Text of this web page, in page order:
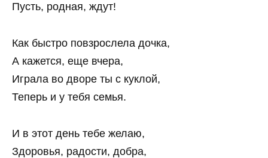
Пусть, родная, ждут!
Как быстро повзрослела дочка,
А кажется, еще вчера,
Играла во дворе ты с куклой,
Теперь и у тебя семья.
И в этот день тебе желаю,
Здоровья, радости, добра,